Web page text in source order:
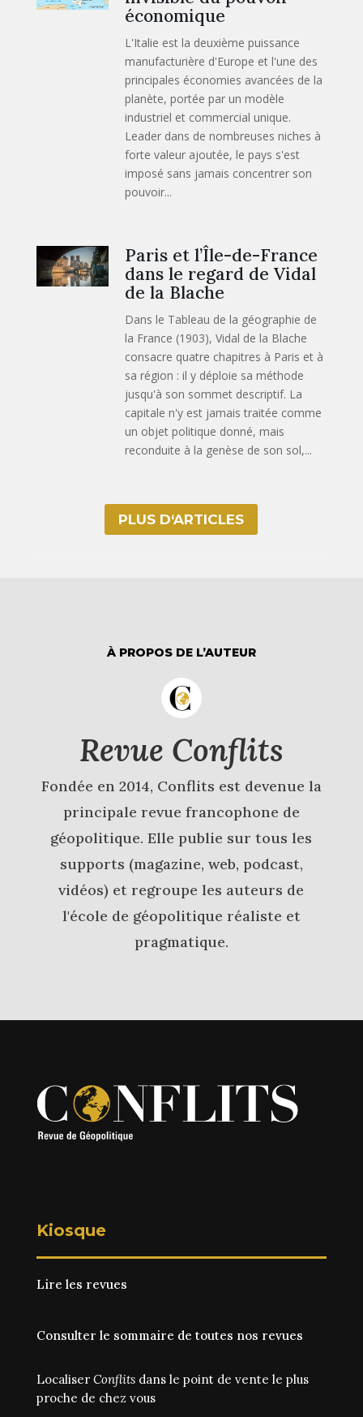
économique
L'Italie est la deuxième puissance
manufacturière d'Europe et l'une des
principales économies avancées de la
planète, portée par un modèle
industriel et commercial unique.
Leader dans de nombreuses niches à
forte valeur ajoutée, le pays s'est
imposé sans jamais concentrer son
pouvoir...
Paris et l’Île-de-France
dans le regard de Vidal
de la Blache
Dans le Tableau de la géographie de
la France (1903), Vidal de la Blache
consacre quatre chapitres à Paris et à
sa région : il y déploie sa méthode
jusqu'à son sommet descriptif. La
capitale n'y est jamais traitée comme
un objet politique donné, mais
reconduite à la genèse de son sol,...
PLUS D‘ARTICLES
À PROPOS DE L’AUTEUR
Revue Conflits
Fondée en 2014, Conflits est devenue la
principale revue francophone de
géopolitique. Elle publie sur tous les
supports (magazine, web, podcast,
vidéos) et regroupe les auteurs de
l'école de géopolitique réaliste et
pragmatique.
Kiosque
Lire les revues
Consulter le sommaire de toutes nos revues
Localiser Conflitsdans le point de vente le plus
proche de chez vous